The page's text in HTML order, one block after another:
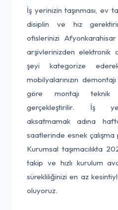
İş yerinizin taşınması, ev
disiplin ve hız
ofislerinizi
arşivlerinizden elektronik
şeyi kategorize
mobilyalarınızın
göre montajı teknik
gerçekleştirilir. İş
aksatmamak adına
saatlerinde esnek çalışma
Kurumsal taşımacılıkta
takip ve hızlı kurulum
sürekliliğinizi en az
oluyoruz.